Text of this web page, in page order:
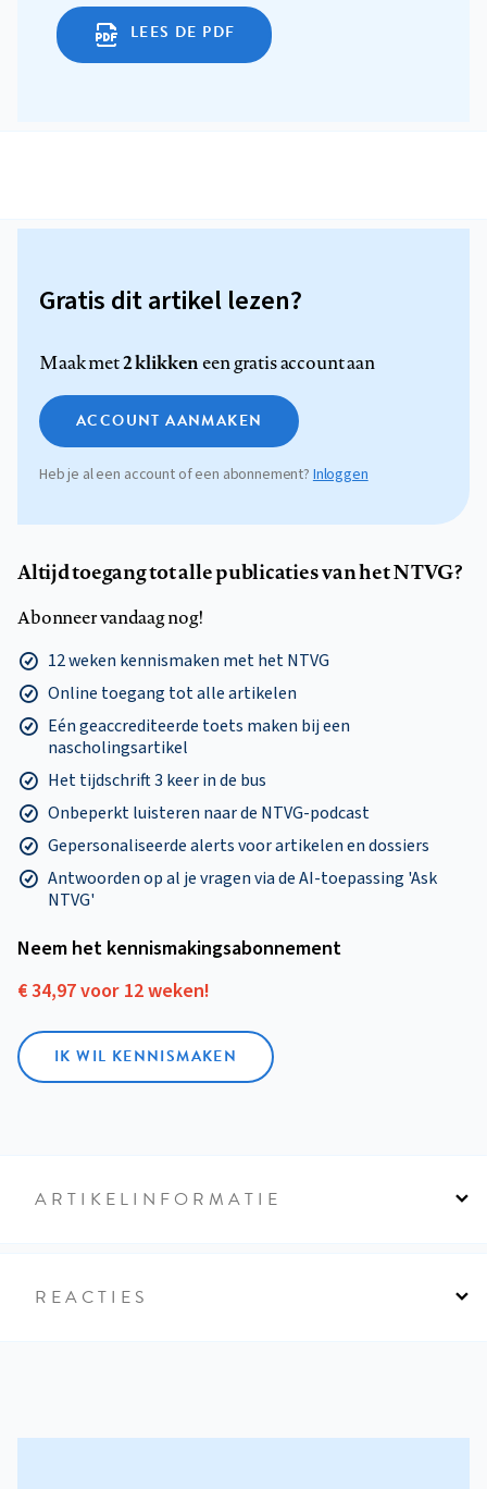
LEES DE PDF
Gratis dit artikel lezen?
Maak met2 klikkeneen gratis account aan
ACCOUNT AANMAKEN
Heb je al een account of een abonnement? Inloggen
Altijd toegang tot alle publicaties van het NTVG?
Abonneer vandaag nog!
12 weken kennismaken met het NTVG
Online toegang tot alle artikelen
Eén geaccrediteerde toets maken bij een
nascholingsartikel
Het tijdschrift 3 keer in de bus
Onbeperkt luisteren naar de NTVG-podcast
Gepersonaliseerde alerts voor artikelen en dossiers
Antwoorden op al je vragen via de AI-toepassing 'Ask
NTVG'
Neem het kennismakings­abonnement
€ 34,97 voor 12 weken!
IK WIL KENNISMAKEN
ARTIKELINFORMATIE
REACTIES